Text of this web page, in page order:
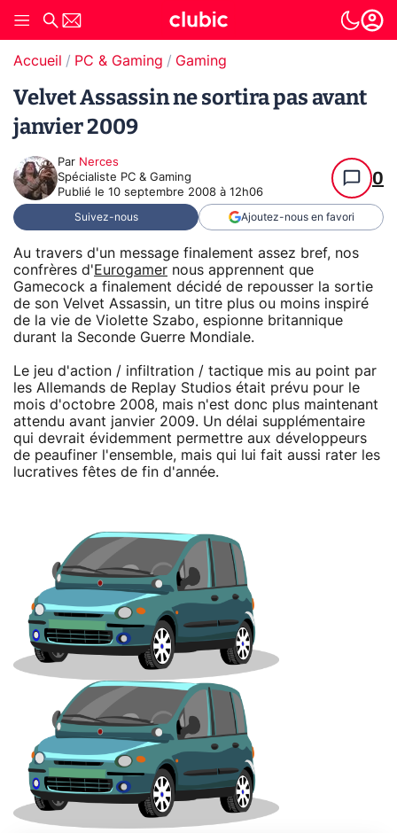
Accueil PC & Gaming Gaming
Velvet Assassin ne sortira pas avant
janvier 2009
Par Nerces
Spécialiste PC & Gaming
Publié le 10 septembre 2008 à 12h06
0
Suivez-nous Ajoutez-nous en favori
Au travers d'un message finalement assez bref, nos
confrères d'Eurogamer nous apprennent que
Gamecock a finalement décidé de repousser la sortie
de son Velvet Assassin, un titre plus ou moins inspiré
de la vie de Violette Szabo, espionne britannique
durant la Seconde Guerre Mondiale.
Le jeu d'action / infiltration / tactique mis au point par
les Allemands de Replay Studios était prévu pour le
mois d'octobre 2008, mais n'est donc plus maintenant
attendu avant janvier 2009. Un délai supplémentaire
qui devrait évidemment permettre aux développeurs
de peaufiner l'ensemble, mais qui lui fait aussi rater les
lucratives fêtes de fin d'année.